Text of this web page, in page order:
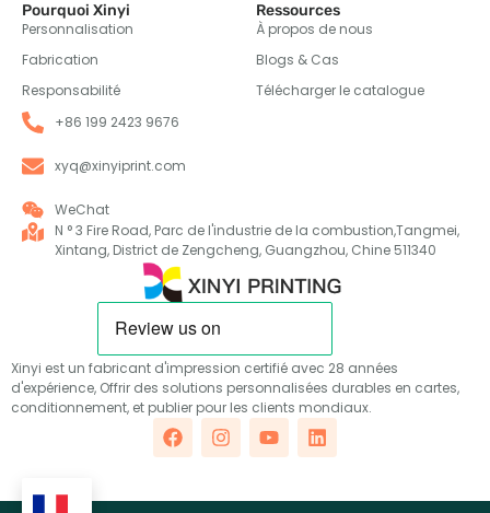
Xinyi est un fabricant d'impression certifié avec 28 années
d'expérience, Offrir des solutions personnalisées durables en cartes,
conditionnement, et publier pour les clients mondiaux.
Pourquoi Xinyi
Personnalisation
Fabrication
Responsabilité
Ressources
À propos de nous
Blogs & Cas
Télécharger le catalogue
+86 199 2423 9676
xyq@xinyiprint.com
WeChat
N ° 3 Fire Road, Parc de l'industrie de la combustion,Tangmei,
Xintang, District de Zengcheng, Guangzhou, Chine 511340